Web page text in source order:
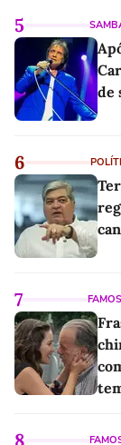
5
de
6
7
8